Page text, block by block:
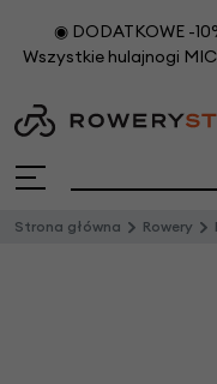
◉ DODATKOWE -
Wszystkie hulajnogi
Strona główna Rowery